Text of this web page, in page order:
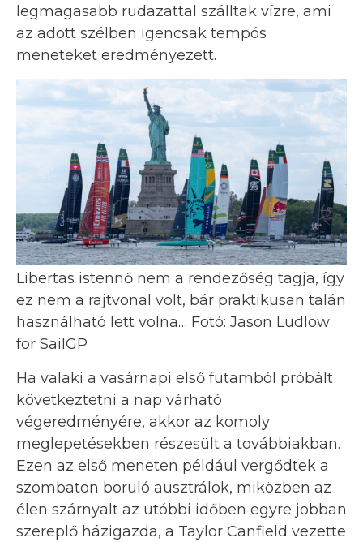
legmagasabb rudazattal szálltak vízre, ami
az adott szélben igencsak tempós
meneteket eredményezett.
Libertas istennő nem a rendezőség tagja, így
ez nem a rajtvonal volt, bár praktikusan talán
használható lett volna… Fotó: Jason Ludlow
for SailGP
Ha valaki a vasárnapi első futamból próbált
következtetni a nap várható
végeredményére, akkor az komoly
meglepetésekben részesült a továbbiakban.
Ezen az első meneten például vergődtek a
szombaton boruló ausztrálok, miközben az
élen szárnyalt az utóbbi időben egyre jobban
szereplő házigazda, a Taylor Canfield vezette